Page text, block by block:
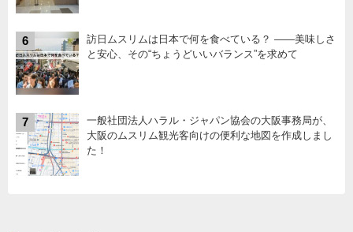
6
訪日ムスリムは日本で何を食べている？ ――美味しさ
と安心、その“ちょうどいいバランス”を求めて
7
一般社団法人ハラル・ジャパン協会の大阪事務局が、
大阪のムスリム観光客向けの便利な地図を作成しまし
た！